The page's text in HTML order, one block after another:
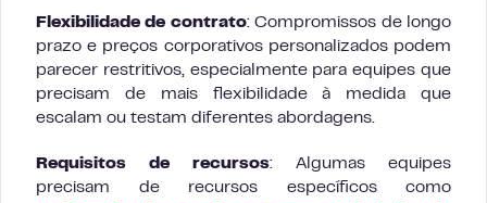
Flexibilidade de contrato: Compromissos de longo
prazo e preços corporativos personalizados podem
parecer restritivos, especialmente para equipes que
precisam de mais flexibilidade à medida que
escalam ou testam diferentes abordagens.
Requisitos de recursos: Algumas equipes
precisam de recursos específicos como